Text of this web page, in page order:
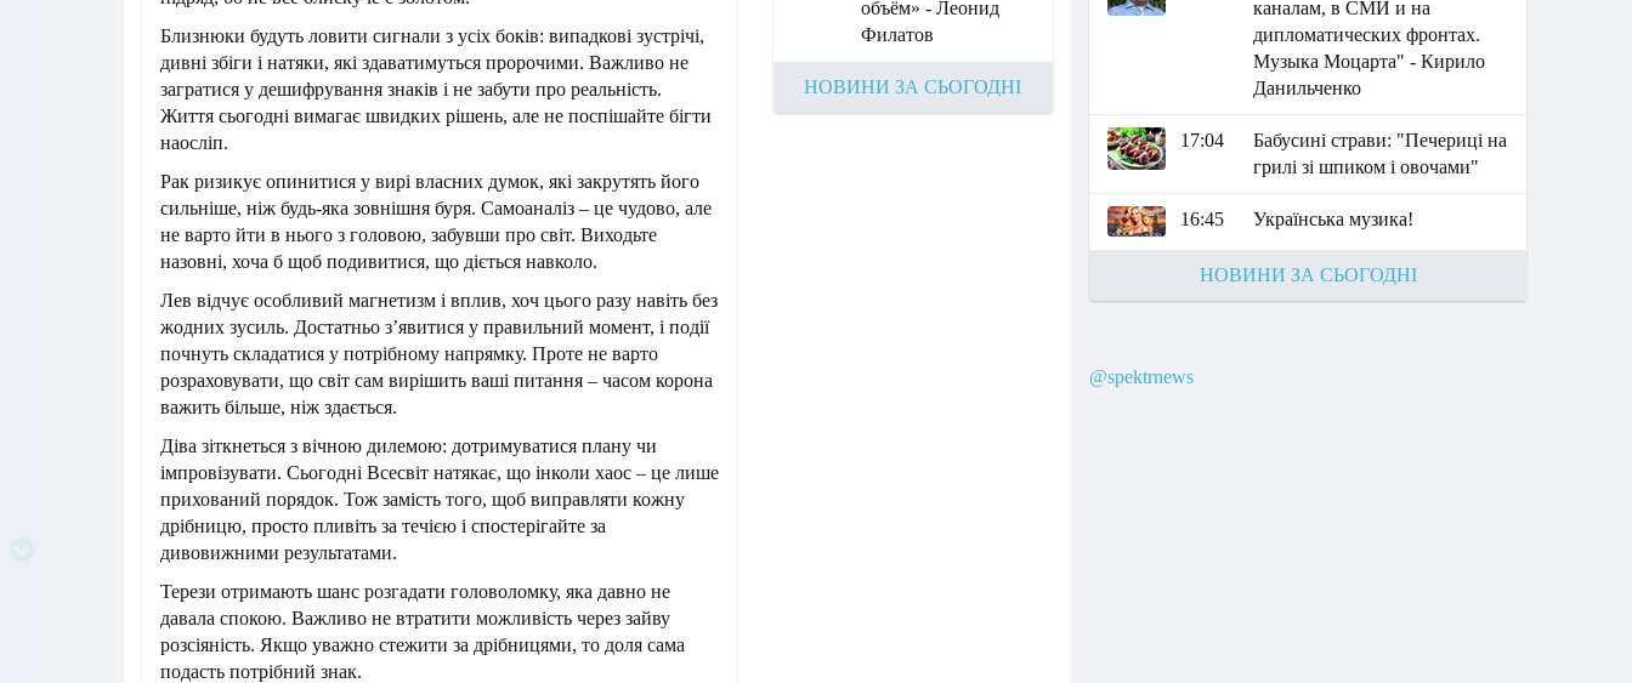
Близнюки будуть ловити сигнали з усіх боків: випадкові зустрічі,
дивні збіги і натяки, які здаватимуться пророчими. Важливо не
загратися у дешифрування знаків і не забути про реальність.
Життя сьогодні вимагає швидких рішень, але не поспішайте бігти
наосліп.
Рак ризикує опинитися у вирі власних думок, які закрутять його
сильніше, ніж будь-яка зовнішня буря. Самоаналіз – це чудово, але
не варто йти в нього з головою, забувши про світ. Виходьте
назовні, хоча б щоб подивитися, що діється навколо.
Лев відчує особливий магнетизм і вплив, хоч цього разу навіть без
жодних зусиль. Достатньо з’явитися у правильний момент, і події
почнуть складатися у потрібному напрямку. Проте не варто
розраховувати, що світ сам вирішить ваші питання – часом корона
важить більше, ніж здається.
Діва зіткнеться з вічною дилемою: дотримуватися плану чи
імпровізувати. Сьогодні Всесвіт натякає, що інколи хаос – це лише
прихований порядок. Тож замість того, щоб виправляти кожну
дрібницю, просто пливіть за течією і спостерігайте за
дивовижними результатами.
Терези отримають шанс розгадати головоломку, яка давно не
давала спокою. Важливо не втратити можливість через зайву
розсіяність. Якщо уважно стежити за дрібницями, то доля сама
подасть потрібний знак.
объём» - Леонид
Филатов
НОВИНИ ЗА СЬОГОДНІ
каналам, в СМИ и на
дипломатических фронтах.
Музыка Моцарта" - Кирило
Данильченко
17:04
Бабусині страви: "Печериці на
грилі зі шпиком і овочами"
16:45 Українська музика!
НОВИНИ ЗА СЬОГОДНІ
@spektrnews